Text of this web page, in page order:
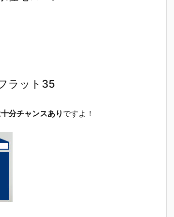
ラット35
分チャンスあり ですよ！